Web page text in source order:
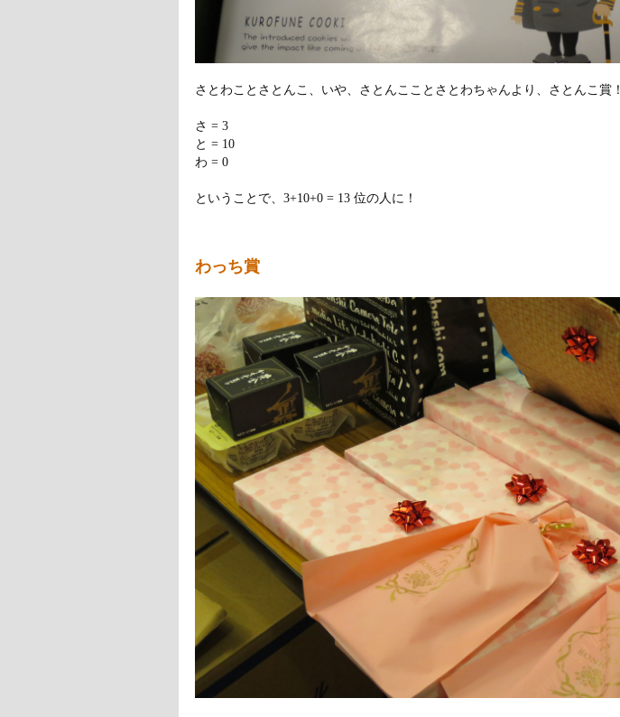
さとわことさとんこ、いや、さとんこことさとわちゃんより、さとんこ賞！
さ = 3
と = 10
わ = 0
ということで、3+10+0 = 13 位の人に！
わっち賞